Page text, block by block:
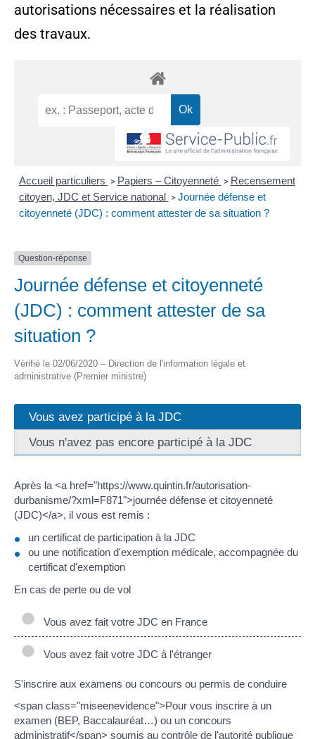
autorisations nécessaires et la réalisation
des travaux.
Accueil particuliers > Papiers – Citoyenneté > Recensement
citoyen, JDC et Service national > Journée défense et
citoyenneté (JDC) : comment attester de sa situation ?
Question-réponse
Journée défense et citoyenneté
(JDC) : comment attester de sa
situation ?
Vérifié le 02/06/2020 – Direction de l'information légale et
administrative (Premier ministre)
Vous avez participé à la JDC
Vous n'avez pas encore participé à la JDC
Après la <a href="https://www.quintin.fr/autorisation-
durbanisme/?xml=F871">journée défense et citoyenneté
(JDC)</a>, il vous est remis :
un certificat de participation à la JDC
ou une notification d'exemption médicale, accompagnée du
certificat d'exemption
En cas de perte ou de vol
Vous avez fait votre JDC en France
Vous avez fait votre JDC à l'étranger
S'inscrire aux examens ou concours ou permis de conduire
<span class="miseenevidence">Pour vous inscrire à un
examen (BEP, Baccalauréat…) ou un concours
administratif</span> soumis au contrôle de l'autorité publique